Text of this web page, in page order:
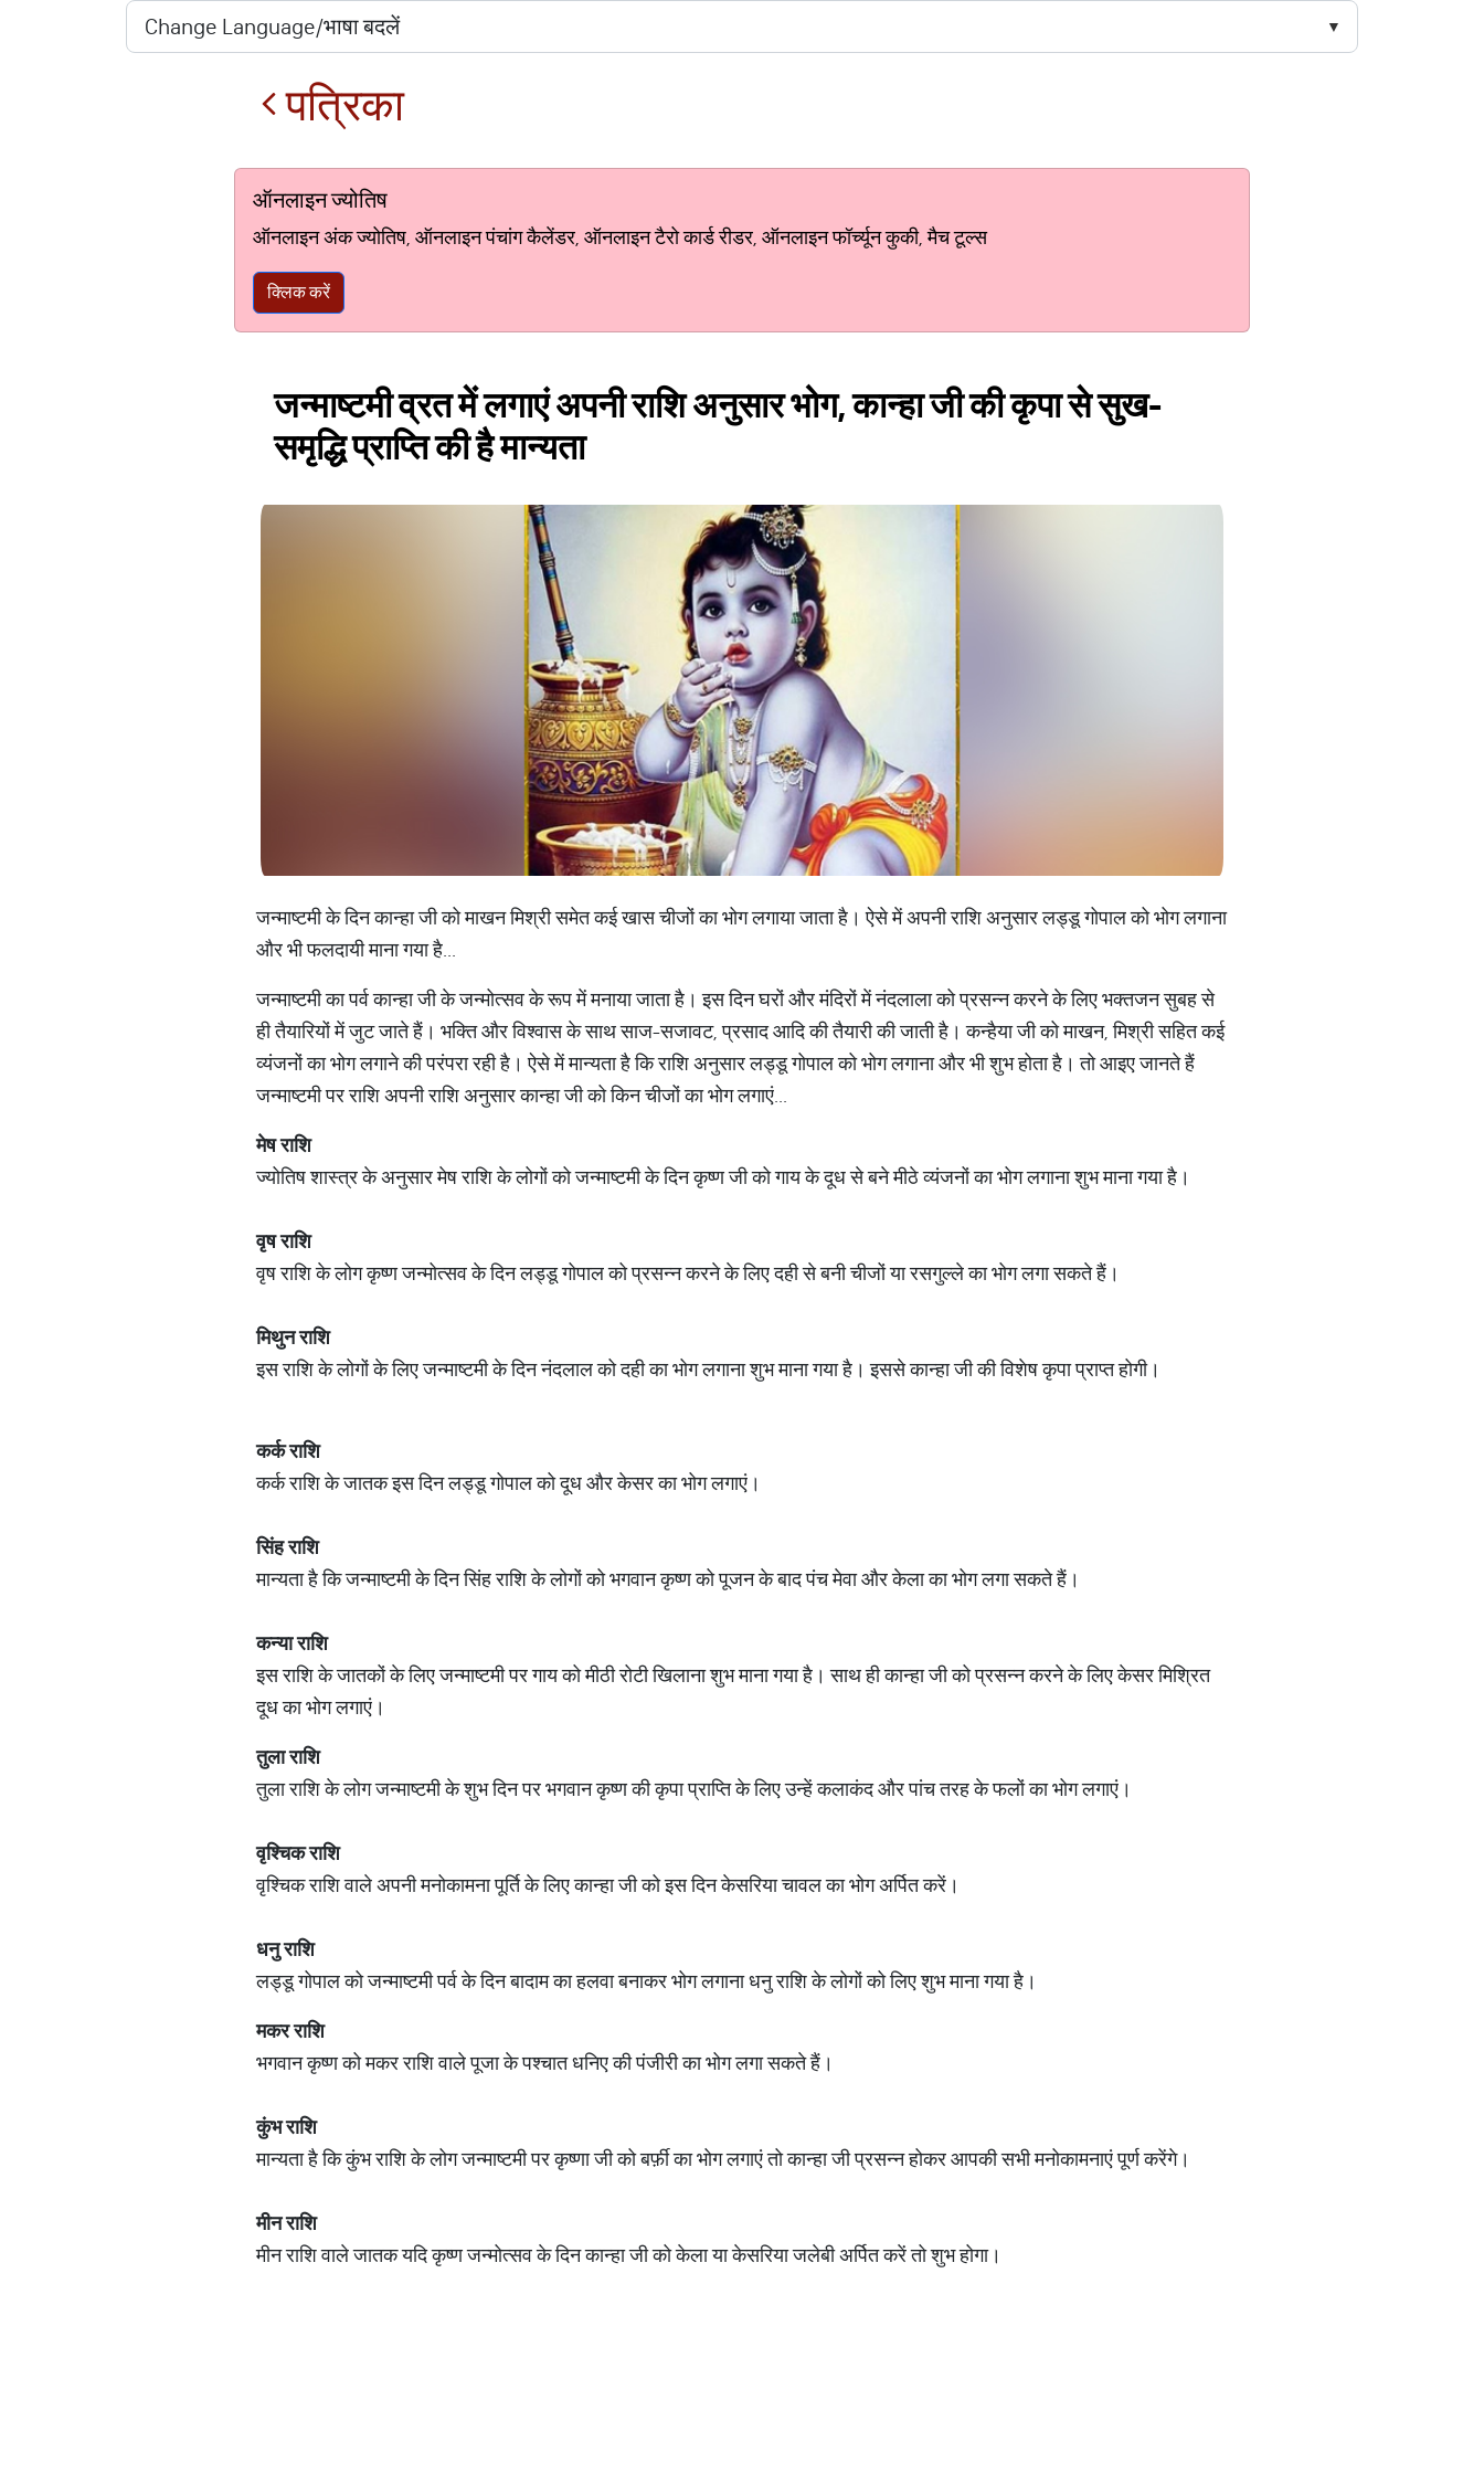
पत्रिका
ऑनलाइन ज्योतिष
ऑनलाइन अंक ज्योतिष, ऑनलाइन पंचांग कैलेंडर, ऑनलाइन टैरो कार्ड रीडर, ऑनलाइन फॉर्च्यून कुकी, मैच टूल्स
क्लिक करें
जन्माष्टमी व्रत में लगाएं अपनी राशि अनुसार भोग, कान्हा जी की कृपा से सुख-
समृद्धि प्राप्ति की है मान्यता
जन्माष्टमी के दिन कान्हा जी को माखन मिश्री समेत कई खास चीजों का भोग लगाया जाता है। ऐसे में अपनी राशि अनुसार लड्डू गोपाल को भोग लगाना
और भी फलदायी माना गया है...
जन्माष्टमी का पर्व कान्हा जी के जन्मोत्सव के रूप में मनाया जाता है। इस दिन घरों और मंदिरों में नंदलाला को प्रसन्न करने के लिए भक्तजन सुबह से
ही तैयारियों में जुट जाते हैं। भक्ति और विश्वास के साथ साज-सजावट, प्रसाद आदि की तैयारी की जाती है। कन्हैया जी को माखन, मिश्री सहित कई
व्यंजनों का भोग लगाने की परंपरा रही है। ऐसे में मान्यता है कि राशि अनुसार लड्डू गोपाल को भोग लगाना और भी शुभ होता है। तो आइए जानते हैं
जन्माष्टमी पर राशि अपनी राशि अनुसार कान्हा जी को किन चीजों का भोग लगाएं...
मेष राशि
ज्योतिष शास्त्र के अनुसार मेष राशि के लोगों को जन्‍माष्‍टमी के दिन कृष्ण जी को गाय के दूध से बने मीठे व्यंजनों का भोग लगाना शुभ माना गया है।
वृष राशि
वृष राशि के लोग कृष्ण जन्मोत्सव के दिन लड्डू गोपाल को प्रसन्न करने के लिए दही से बनी चीजों या रसगुल्ले का भोग लगा सकते हैं।
मिथुन राशि
इस राशि के लोगों के लिए जन्माष्टमी के दिन नंदलाल को दही का भोग लगाना शुभ माना गया है। इससे कान्हा जी की विशेष कृपा प्राप्त होगी।
कर्क राशि
कर्क राशि के जातक इस दिन लड्डू गोपाल को दूध और केसर का भोग लगाएं।
सिंह राशि
मान्यता है कि जन्माष्टमी के दिन सिंह राशि के लोगों को भगवान कृष्ण को पूजन के बाद पंच मेवा और केला का भोग लगा सकते हैं।
कन्‍या राशि
इस राशि के जातकों के लिए जन्माष्टमी पर गाय को मीठी रोटी खिलाना शुभ माना गया है। साथ ही कान्हा जी को प्रसन्न करने के लिए केसर मिश्रित
दूध का भोग लगाएं।
तुला राशि
तुला राशि के लोग जन्माष्टमी के शुभ दिन पर भगवान कृष्‍ण की कृपा प्राप्ति के लिए उन्हें कलाकंद और पांच तरह के फलों का भोग लगाएं।
वृश्चिक राशि
वृश्चिक राशि वाले अपनी मनोकामना पूर्ति के लिए कान्हा जी को इस दिन केसरिया चावल का भोग अर्पित करें।
धनु राशि
लड्डू गोपाल को जन्माष्टमी पर्व के दिन बादाम का हलवा बनाकर भोग लगाना धनु राशि के लोगों को लिए शुभ माना गया है।
मकर राशि
भगवान कृष्ण को मकर राशि वाले पूजा के पश्चात धनिए की पंजीरी का भोग लगा सकते हैं।
कुंभ राशि
मान्यता है कि कुंभ राशि के लोग जन्माष्टमी पर कृष्णा जी को बर्फ़ी का भोग लगाएं तो कान्हा जी प्रसन्न होकर आपकी सभी मनोकामनाएं पूर्ण करेंगे।
मीन राशि
मीन राशि वाले जातक यदि कृष्ण जन्मोत्सव के दिन कान्‍हा जी को केला या केसरिया जलेबी अर्पित करें तो शुभ होगा।